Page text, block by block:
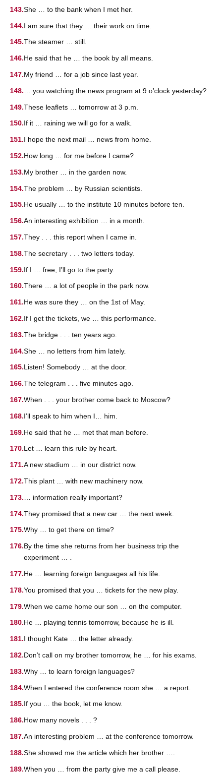
She … to the bank when I met her.
I am sure that they … their work on time.
The steamer … still.
He said that he … the book by all means.
My friend … for a job since last year.
… you watching the news program at 9 o’clock yesterday?
These leaflets … tomorrow at 3 p.m.
If it … raining we will go for a walk.
I hope the next mail … news from home.
How long … for me before I came?
My brother … in the garden now.
The problem … by Russian scientists.
He usually … to the institute 10 minutes before ten.
An interesting exhibition … in a month.
They . . . this report when I came in.
The secretary . . . two letters today.
If I … free, I’ll go to the party.
There … a lot of people in the park now.
He was sure they … on the 1st of May.
If I get the tickets, we … this performance.
The bridge . . . ten years ago.
She … no letters from him lately.
Listen! Somebody … at the door.
The telegram . . . five minutes ago.
When . . . your brother come back to Moscow?
I’ll speak to him when I… him.
He said that he … met that man before.
Let … learn this rule by heart.
A new stadium … in our district now.
This plant … with new machinery now.
… information really important?
They promised that a new car … the next week.
Why … to get there on time?
By the time she returns from her business trip the
experiment … .
He … learning foreign languages all his life.
You promised that you … tickets for the new play.
When we came home our son … on the computer.
He … playing tennis tomorrow, because he is ill.
I thought Kate … the letter already.
Don’t call on my brother tomorrow, he … for his exams.
Why … to learn foreign languages?
When I entered the conference room she … a report.
If you … the book, let me know.
How many novels . . . ?
An interesting problem … at the conference tomorrow.
She showed me the article which her brother ….
When you … from the party give me a call please.